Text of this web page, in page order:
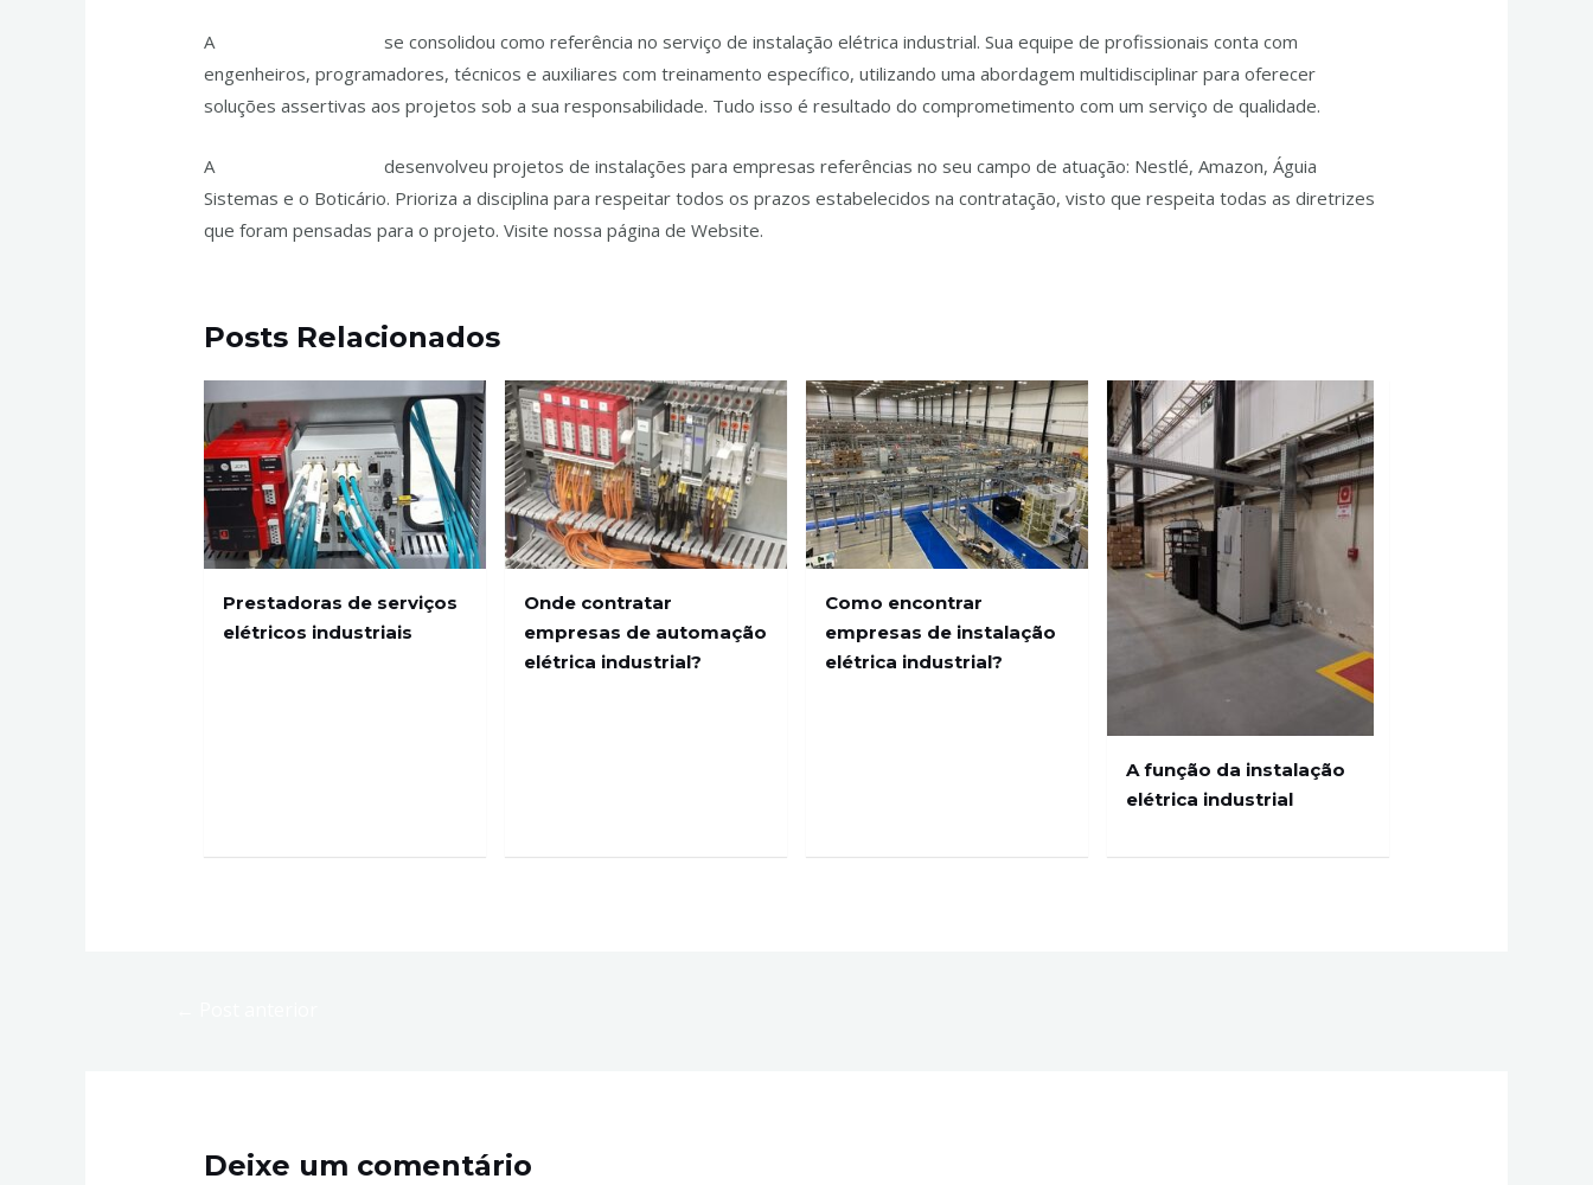
A
se consolidou como referência no serviço de instalação elétrica industrial. Sua equipe de profissionais conta com
engenheiros, programadores, técnicos e auxiliares com treinamento específico, utilizando uma abordagem multidisciplinar para oferecer
soluções assertivas aos projetos sob a sua responsabilidade. Tudo isso é resultado do comprometimento com um serviço de qualidade.
A
desenvolveu projetos de instalações para empresas referências no seu campo de atuação: Nestlé, Amazon, Águia
Sistemas e o Boticário. Prioriza a disciplina para respeitar todos os prazos estabelecidos na contratação, visto que respeita todas as diretrizes
que foram pensadas para o projeto. Visite nossa página de Website.
Posts Relacionados
Prestadoras de serviços
elétricos industriais
Onde contratar
empresas de automação
elétrica industrial?
Como encontrar
empresas de instalação
elétrica industrial?
A função da instalação
elétrica industrial
Deixe um comentário